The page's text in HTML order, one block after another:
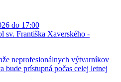
do 17:00
sv. Františka Xaverského -
neprofesionálnych výtvarníkov
bude prístupná počas celej letnej